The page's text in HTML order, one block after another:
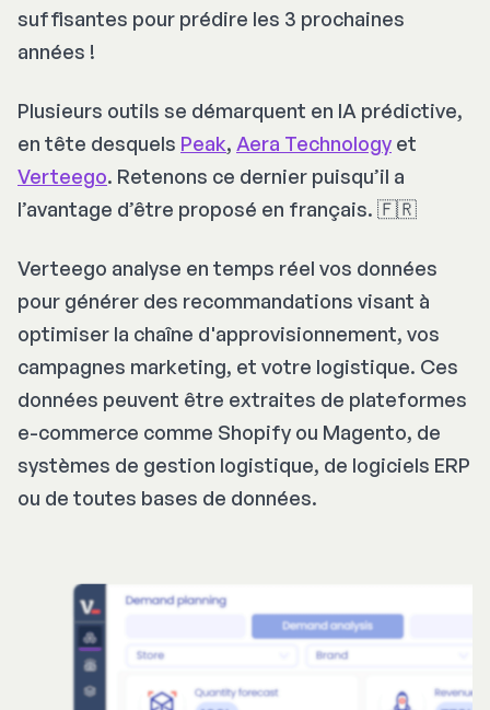
suffisantes pour prédire les 3 prochaines
années !
Plusieurs outils se démarquent en IA prédictive,
en tête desquels Peak, Aera Technology et
Verteego. Retenons ce dernier puisqu’il a
l’avantage d’être proposé en français. 🇫🇷
Verteego analyse en temps réel vos données
pour générer des recommandations visant à
optimiser la chaîne d'approvisionnement, vos
campagnes marketing, et votre logistique. Ces
données peuvent être extraites de plateformes
e-commerce comme Shopify ou Magento, de
systèmes de gestion logistique, de logiciels ERP
ou de toutes bases de données.